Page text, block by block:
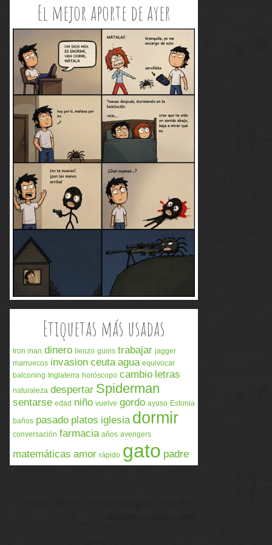
El mejor aporte de ayer
Etiquetas más usadas
Iron man dinero lienzo guiris trabajar jagger
marruecos invasion ceuta agua equivocar
balconing Inglaterra horóscopo cambio letras
naturaleza despertar Spiderman
sentarse edad niño vuelve gordo ayuso Estonia
baños pasado platos iglesia dormir
conversación farmacia años avengers
matemáticas amor rápido gato padre